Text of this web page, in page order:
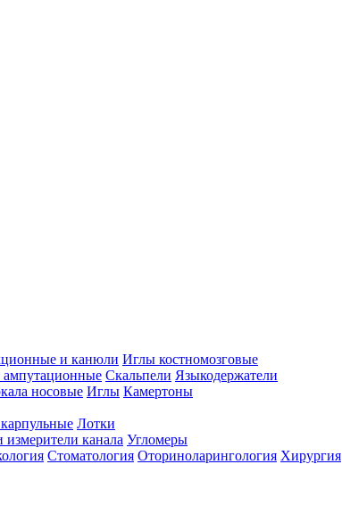
и канюли Иглы костномозговые
Скальпели Языкодержатели
носовые Иглы Камертоны
Лотки
канала Угломеры
Стоматология Оториноларингология Хирургия